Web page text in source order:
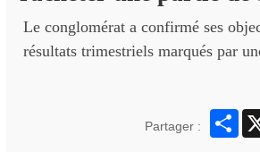
Le conglomérat a confirmé ses
résultats trimestriels marqués par
Partager :